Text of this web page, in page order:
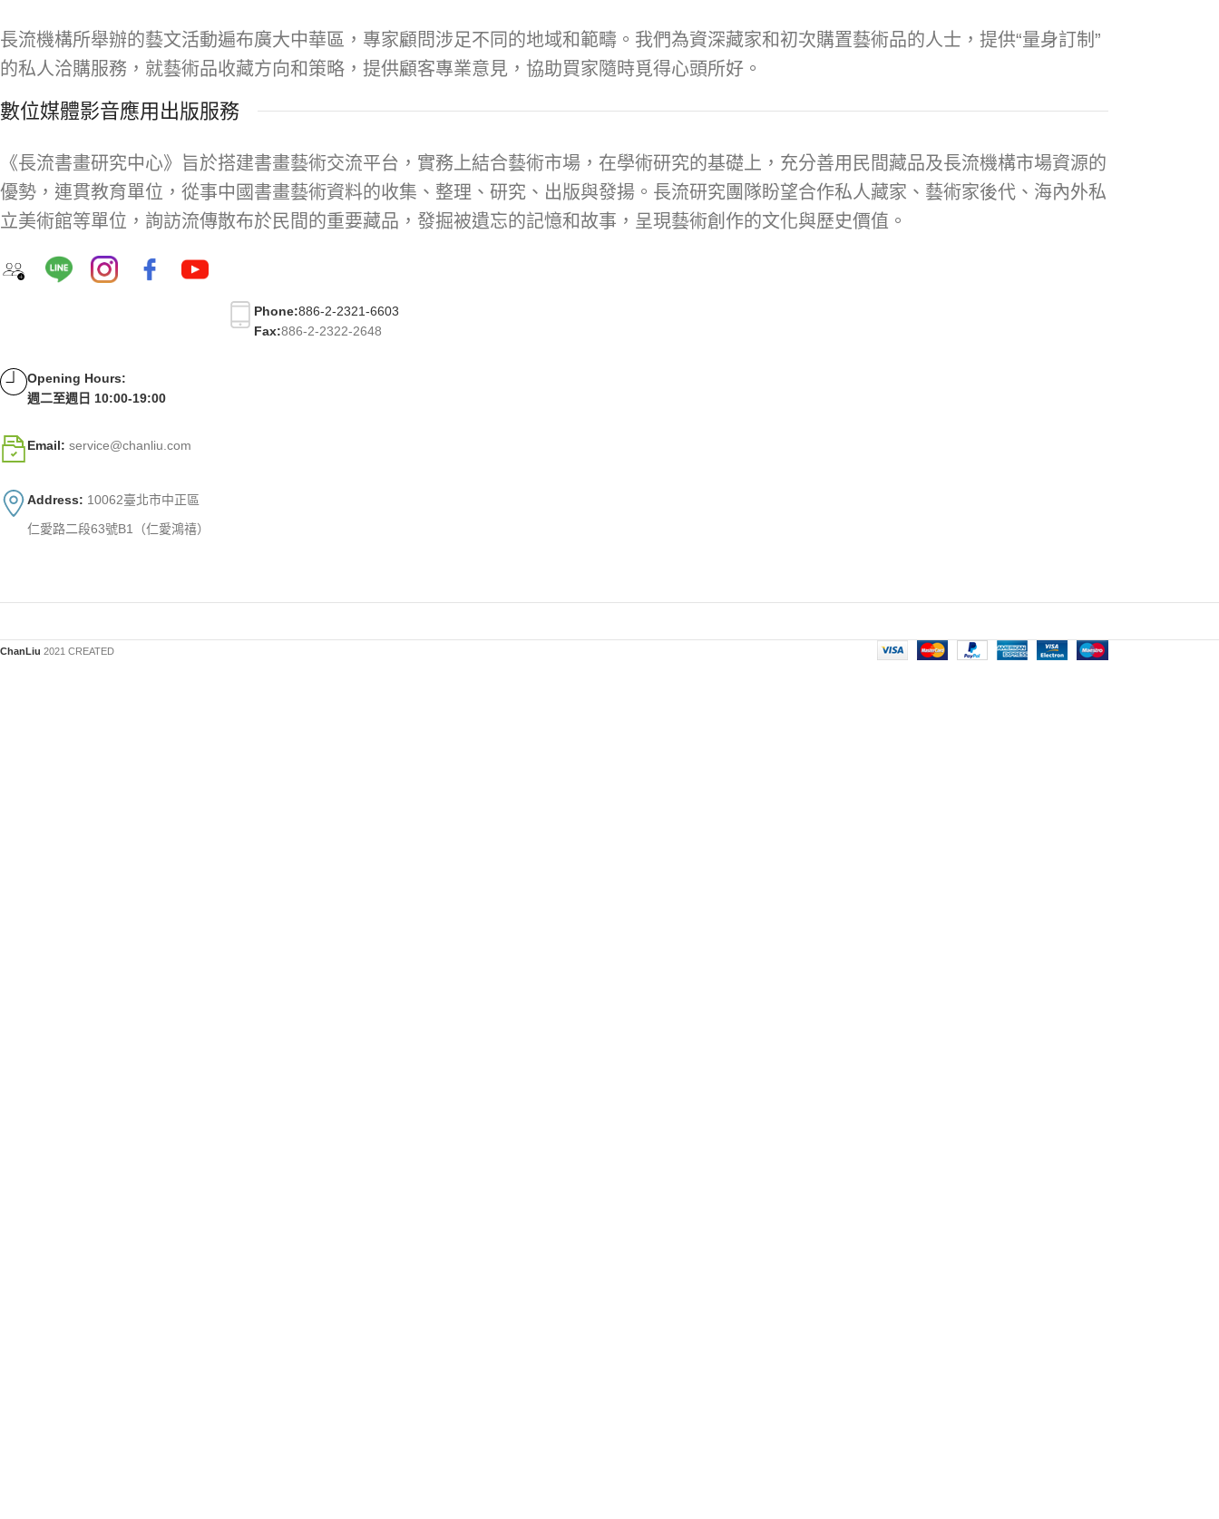
長流機構所舉辦的藝文活動遍布廣大中華區，專家顧問涉足不同的地域和範疇。我們為資深藏家和初次購置藝術品的人士，提供“量身訂制”
的私人洽購服務，就藝術品收藏方向和策略，提供顧客專業意見，協助買家隨時覓得心頭所好。
數位媒體影音應用出版服務
《長流書畫研究中心》旨於搭建書畫藝術交流平台，實務上結合藝術市場，在學術研究的基礎上，充分善用民間藏品及長流機構市場資源的
優勢，連貫教育單位，從事中國書畫藝術資料的收集、整理、研究、出版與發揚。長流研究團隊盼望合作私人藏家、藝術家後代、海內外私
立美術館等單位，詢訪流傳散布於民間的重要藏品，發掘被遺忘的記憶和故事，呈現藝術創作的文化與歷史價值。
Phone:886-2-2321-6603
Fax:886-2-2322-2648
Opening Hours:
週二至週日 10:00-19:00
Email: service@chanliu.com
Address: 10062臺北市中正區
仁愛路二段63號B1（仁愛鴻禧）
ChanLiu 2021 CREATED